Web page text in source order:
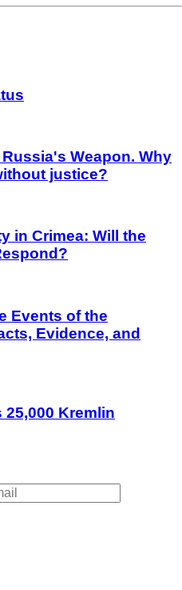
Weapon. Why
justice?
in Crimea: Will the
Events of the
Evidence, and
Kremlin